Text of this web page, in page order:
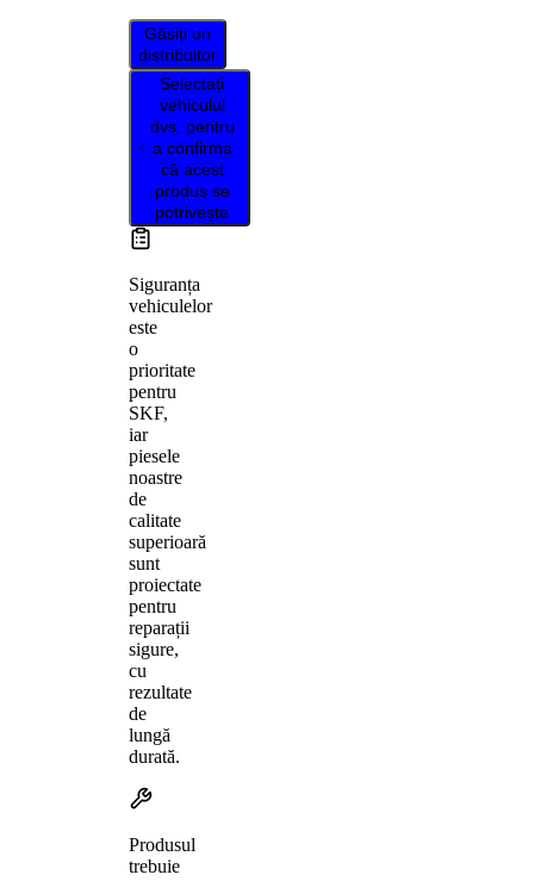
Găsiți un
distribuitor
Selectați
vehiculul
dvs. pentru
a confirma
că acest
produs se
potrivește
Siguranța
vehiculelor
este
o
prioritate
pentru
SKF,
iar
piesele
noastre
de
calitate
superioară
sunt
proiectate
pentru
reparații
sigure,
cu
rezultate
de
lungă
durată.
Produsul
trebuie